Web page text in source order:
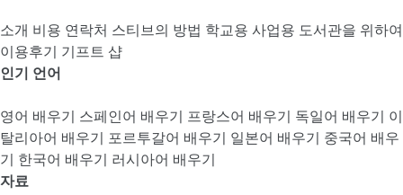
소개 비용 연락처 스티브의 방법 학교용 사업용 도서관을 위하여
이용후기 기프트 샵
인기 언어
영어 배우기 스페인어 배우기 프랑스어 배우기 독일어 배우기 이
탈리아어 배우기 포르투갈어 배우기 일본어 배우기 중국어 배우
기 한국어 배우기 러시아어 배우기
자료